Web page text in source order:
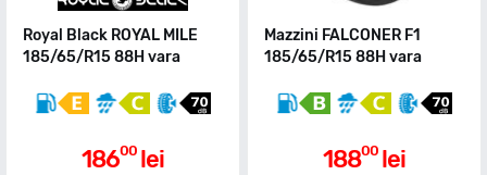
Royal Black ROYAL MILE
185/65/R15 88H vara
18600 lei
Mazzini FALCONER F1
185/65/R15 88H vara
18800 lei